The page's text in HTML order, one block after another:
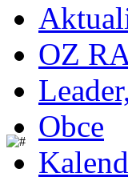
OZ
Obce